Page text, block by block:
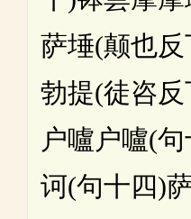
萨埵(颠也
勃提(徒咨
户嚧户嚧(
诃(句十四)